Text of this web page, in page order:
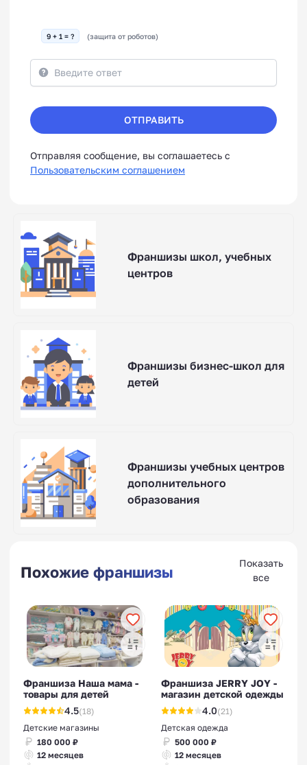
9 + 1 = ? (защита от роботов)
ОТПРАВИТЬ
Отправляя сообщение, вы соглашаетесь с
Пользовательским соглашением
Франшизы школ, учебных
центров
Франшизы бизнес-школ для
детей
Франшизы учебных центров
дополнительного
образования
Похожие франшизы
Показать
все
Франшиза Наша мама -
товары для детей
4.5(18)
Детские магазины
180 000 ₽
12 месяцев
Франшиза JERRY JOY -
магазин детской одежды
4.0(21)
Детская одежда
500 000 ₽
12 месяцев